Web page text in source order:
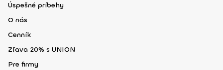
Úspešné príbehy
O nás
Cenník
Zľava 20% s UNION
Pre firmy